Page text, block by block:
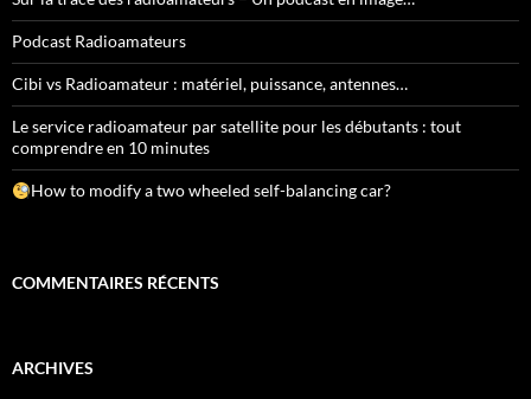
Podcast Radioamateurs
Cibi vs Radioamateur : matériel, puissance, antennes…
Le service radioamateur par satellite pour les débutants : tout
comprendre en 10 minutes
How to modify a two wheeled self-balancing car?
COMMENTAIRES RÉCENTS
ARCHIVES